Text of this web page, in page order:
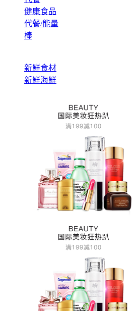
健康食品
代餐/能量
棒
新鮮食材
新鮮海鮮